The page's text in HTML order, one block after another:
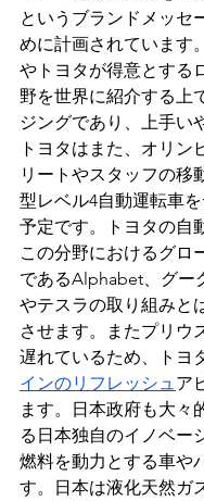
というブランドメッセ
めに計画されています
やトヨタが得意とする
野を世界に紹介する上
ジングであり、上手い
トヨタはまた、オリン
リートやスタッフの移
型レベル4自動運転車
予定です。トヨタの自
この分野におけるグロ
であるAlphabet、グー
やテスラの取り組みと
させます。またプリウ
遅れているため、トヨ
インのリフレッシュ ア
ます。日本政府も大々
る日本独自のイノベー
燃料を動力とする車や
す。日本は液化天然ガ